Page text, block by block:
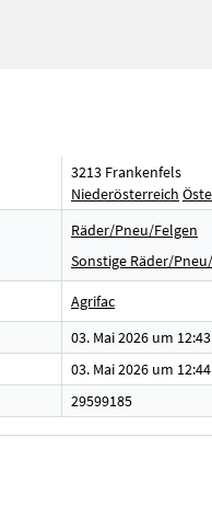
3213 Frankenfels
Niederösterreich
Räder/Pneu/Felgen
Sonstige Räder/
Agrifac
03. Mai 2026 um 12:43
03. Mai 2026 um 12:44
29599185